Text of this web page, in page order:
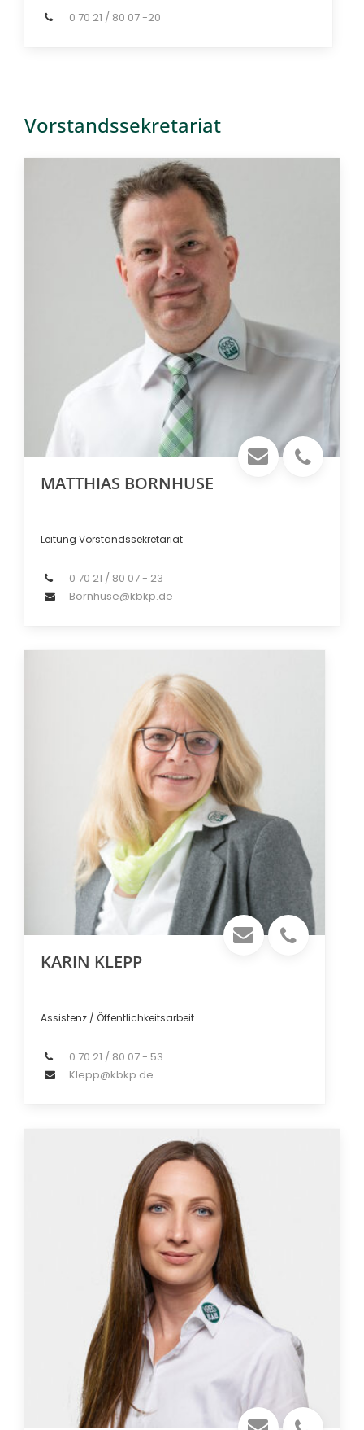
0 70 21 / 80 07 -20
Vorstandssekretariat
MATTHIAS BORNHUSE
Leitung Vorstandssekretariat
0 70 21 / 80 07 - 23
Bornhuse@kbkp.de
KARIN KLEPP
Assistenz / Öffentlichkeitsarbeit
0 70 21 / 80 07 - 53
Klepp@kbkp.de